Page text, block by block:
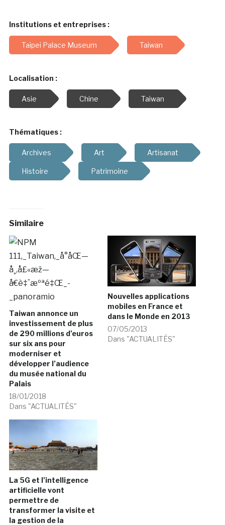
Institutions et entreprises :
Taipei Palace Museum Taiwan
Localisation :
Asie Chine Taiwan
Thématiques :
Archives Art Artisanat
Histoire Patrimoine
Similaire
Taiwan annonce un
investissement de plus
de 290 millions d’euros
sur six ans pour
moderniser et
développer l’audience
du musée national du
Palais
18/01/2018
Dans "ACTUALITÉS"
Nouvelles applications
mobiles en France et
dans le Monde en 2013
07/05/2013
Dans "ACTUALITÉS"
La 5G et l’intelligence
artificielle vont
permettre de
transformer la visite et
la gestion de la